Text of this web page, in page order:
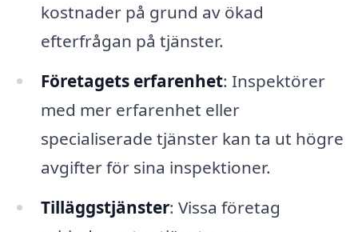
kostnader på grund av ökad
efterfrågan på tjänster.
Företagets erfarenhet: Inspektörer
med mer erfarenhet eller
specialiserade tjänster kan ta ut högre
avgifter för sina inspektioner.
Tilläggstjänster: Vissa företag